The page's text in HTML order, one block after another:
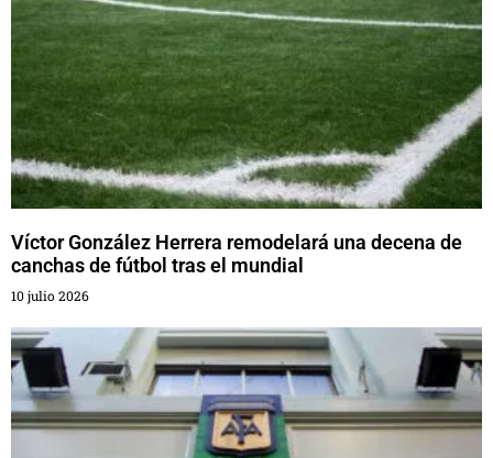
Víctor González Herrera remodelará una decena de
canchas de fútbol tras el mundial
10 julio 2026